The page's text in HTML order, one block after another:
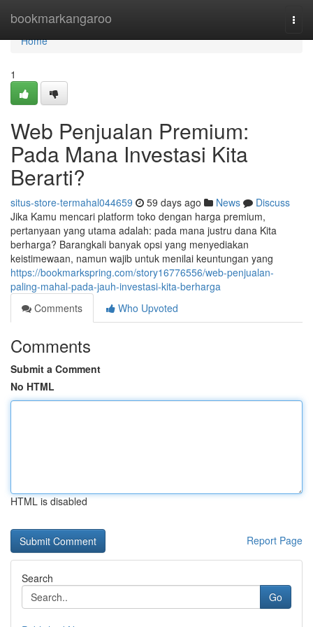
bookmarkangaroo
Home
Home
1
Web Penjualan Premium:
Pada Mana Investasi Kita
Berarti?
situs-store-termahal044659 59 days ago News
Discuss
Jika Kamu mencari platform toko dengan harga premium,
pertanyaan yang utama adalah: pada mana justru dana Kita
berharga? Barangkali banyak opsi yang menyediakan
keistimewaan, namun wajib untuk menilai keuntungan yang
https://bookmarkspring.com/story16776556/web-penjualan-
paling-mahal-pada-jauh-investasi-kita-berharga
Comments
Who Upvoted
Comments
Submit a Comment
No HTML
HTML is disabled
Report Page
Search
Go